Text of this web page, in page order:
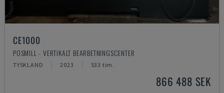
CE1000
POSMILL - VERTIKALT BEARBETNINGSCENTER
TYSKLAND 2023 533 tim.
866 488 SEK